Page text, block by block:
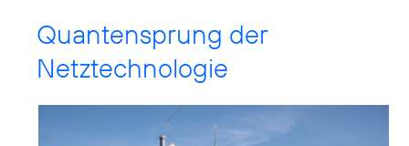
Quantensprung der
Netztechnologie